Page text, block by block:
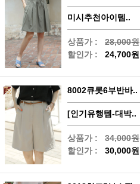
미시추천아이템..
상품가 : 28,000원
할인가 : 24,700원
8002큐롯6부반바..
[인기유행템-대박..
상품가 : 34,000원
할인가 : 30,000원